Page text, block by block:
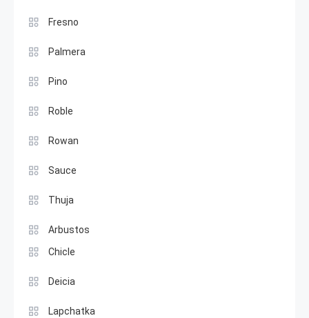
Fresno
Palmera
Pino
Roble
Rowan
Sauce
Thuja
Arbustos
Chicle
Deicia
Lapchatka